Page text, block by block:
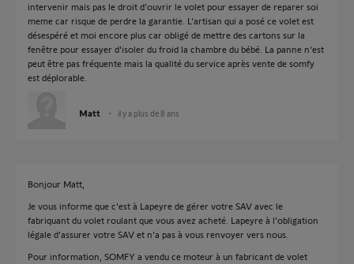
intervenir mais pas le droit d'ouvrir le volet pour essayer de reparer soi
meme car risque de perdre la garantie. L'artisan qui a posé ce volet est
désespéré et moi encore plus car obligé de mettre des cartons sur la
fenêtre pour essayer d'isoler du froid la chambre du bébé. La panne n'est
peut être pas fréquente mais la qualité du service après vente de somfy
est déplorable.
Matt il y a plus de 8 ans
Bonjour Matt,
Je vous informe que c'est à Lapeyre de gérer votre SAV avec le
fabriquant du volet roulant que vous avez acheté. Lapeyre à l'obligation
légale d'assurer votre SAV et n'a pas à vous renvoyer vers nous.
Pour information, SOMFY a vendu ce moteur à un fabricant de volet